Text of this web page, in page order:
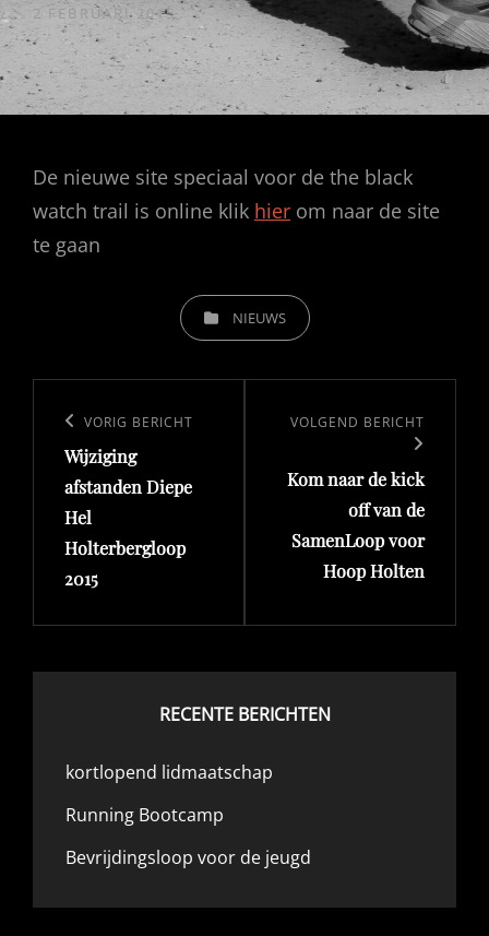
GEPUBLICEERD
OP
2 FEBRUARI 2015
De nieuwe site speciaal voor de the black
watch trail is online klik hier om naar de site
te gaan
CATEGORIEËNNIEUWS
navigatie
Vorig
bericht
VORIG BERICHT
Wijziging
afstanden Diepe
Hel
Holterbergloop
2015
Volgend
VOLGEND BERICHT
Kom naar de kick
off van de
SamenLoop voor
Hoop Holten
RECENTE BERICHTEN
kortlopend lidmaatschap
Running Bootcamp
Bevrijdingsloop voor de jeugd